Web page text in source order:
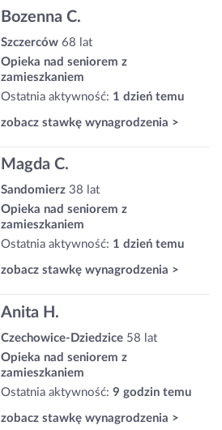
Bozenna C.
Szczerców 68 lat
Opieka nad seniorem z
zamieszkaniem
Ostatnia aktywność: 1 dzień temu
zobacz stawkę wynagrodzenia >
Magda C.
Sandomierz 38 lat
Opieka nad seniorem z
zamieszkaniem
Ostatnia aktywność: 1 dzień temu
zobacz stawkę wynagrodzenia >
Anita H.
Czechowice-Dziedzice 58 lat
Opieka nad seniorem z
zamieszkaniem
Ostatnia aktywność: 9 godzin temu
zobacz stawkę wynagrodzenia >